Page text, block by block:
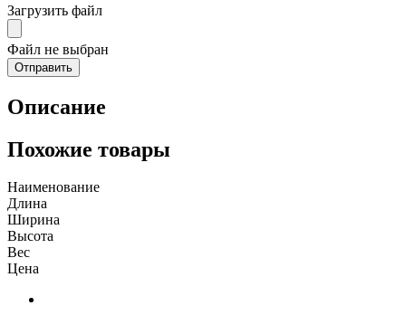
Загрузить файл
Файл не выбран
Описание
Похожие товары
Наименование
Длина
Ширина
Высота
Вес
Цена